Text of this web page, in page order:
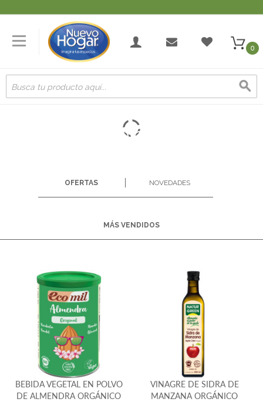
0
OFERTAS NOVEDADES
MÁS VENDIDOS
BEBIDA VEGETAL EN POLVO
DE ALMENDRA ORGÁNICO
VINAGRE DE SIDRA DE
MANZANA ORGÁNICO